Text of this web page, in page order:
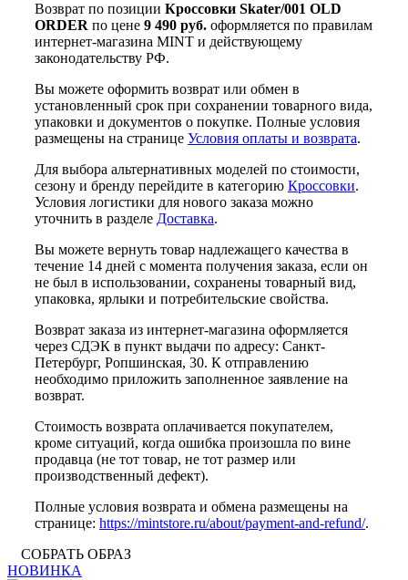
Возврат по позиции Кроссовки Skater/001 OLD
ORDER по цене 9 490 руб. оформляется по правилам
интернет-магазина MINT и действующему
законодательству РФ.
Вы можете оформить возврат или обмен в
установленный срок при сохранении товарного вида,
упаковки и документов о покупке. Полные условия
размещены на странице Условия оплаты и возврата.
Для выбора альтернативных моделей по стоимости,
сезону и бренду перейдите в категорию Кроссовки.
Условия логистики для нового заказа можно
уточнить в разделе Доставка.
Вы можете вернуть товар надлежащего качества в
течение 14 дней с момента получения заказа, если он
не был в использовании, сохранены товарный вид,
упаковка, ярлыки и потребительские свойства.
Возврат заказа из интернет-магазина оформляется
через СДЭК в пункт выдачи по адресу: Санкт-
Петербург, Ропшинская, 30. К отправлению
необходимо приложить заполненное заявление на
возврат.
Стоимость возврата оплачивается покупателем,
кроме ситуаций, когда ошибка произошла по вине
продавца (не тот товар, не тот размер или
производственный дефект).
Полные условия возврата и обмена размещены на
странице: https://mintstore.ru/about/payment-and-refund/.
СОБРАТЬ ОБРАЗ
НОВИНКА